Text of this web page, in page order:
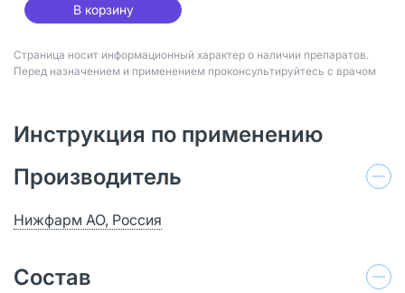
В корзину
Страница носит информационный характер о наличии препаратов.
Перед назначением и применением проконсультируйтесь с врачом
Инструкция по применению
Производитель
Нижфарм АО, Россия
Состав